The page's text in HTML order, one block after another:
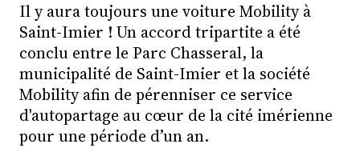
Il y aura toujours une voiture Mobility à
Saint-Imier ! Un accord tripartite a été
conclu entre le Parc Chasseral, la
municipalité de Saint-Imier et la société
Mobility afin de pérenniser ce service
d'autopartage au cœur de la cité imérienne
pour une période d’un an.